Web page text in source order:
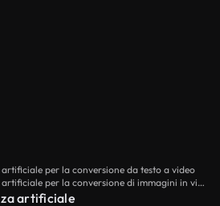
per la conversione da testo a video
Flussi di lavoro di intelligenza artificiale per la conversione di immagini in video
artificiale